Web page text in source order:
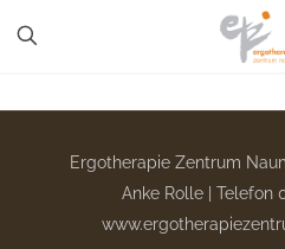
Ergotherapie Zentrum
Anke Rolle | Telefon